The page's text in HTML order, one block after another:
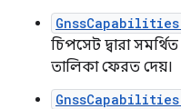
চিপসেট দ্বারা
তালিকা ফেরত দেয়।